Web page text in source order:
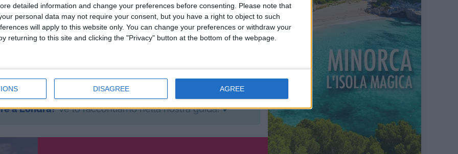
detailed information and change your preferences before consenting.
Please note that
personal data may not require your consent, but you have a right to object to such
will apply to this website only. You can change your preferences or withdraw your
returning to this site and clicking the "Privacy" button at the bottom of the webpage.
DISAGREE AGREE
interesse per la mia arte! Incontrai tanta nuova gente
numerose interviste. Il mio nome cominciò a girare,
girare negli UK e creai il mio sito web
illustrazioni stile manga, eseguite tempo addietro.
Cominciai a ricevere richieste di illustrazioni su
a Londra? Ve lo raccontiamo nella nostra guida! ✔